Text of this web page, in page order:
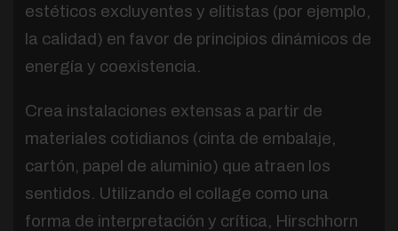
estéticos excluyentes y elitistas (por ejemplo,
la calidad) en favor de principios dinámicos de
energía y coexistencia.
Crea instalaciones extensas a partir de
materiales cotidianos (cinta de embalaje,
cartón, papel de aluminio) que atraen los
sentidos. Utilizando el collage como una
forma de interpretación y crítica, Hirschhorn